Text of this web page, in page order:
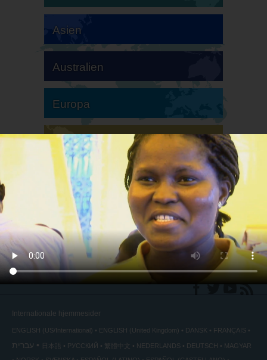
Asien
Australien
Europa
Sydamerika
Nordamerika
Internationale hjemmesider
ENGLISH (US/International) ENGLISH (United Kingdom) DANSK FRANÇAIS
עברית 日本語 РУССКИЙ 繁體中文 NEDERLANDS DEUTSCH
MAGYAR